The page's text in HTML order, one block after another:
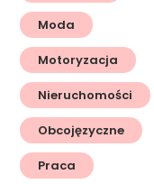
Moda
Motoryzacja
Nieruchomości
Obcojęzyczne
Praca